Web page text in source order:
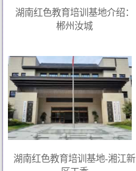
湖南红色教育培训基地介绍：
郴州汝城
湖南红色教育培训基地-湘江新